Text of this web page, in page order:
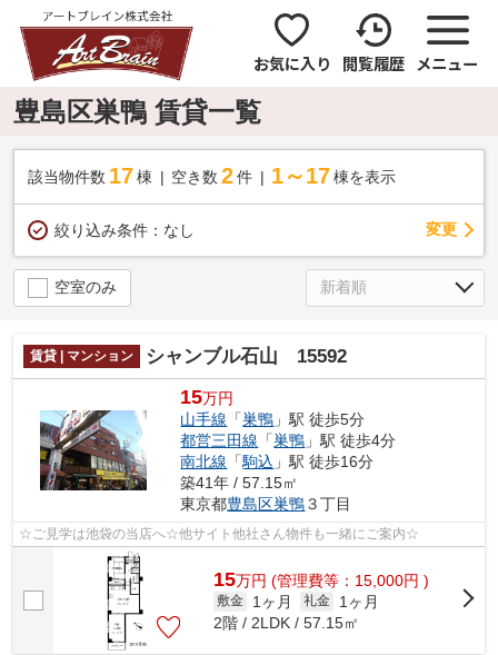
お気に入り 閲覧履歴 メニュー
豊島区巣鴨 賃貸一覧
該当物件数 17棟 空き数 2 件 1～17 棟を表示
絞り込み条件： なし 変更
空室のみ
賃貸 | マンション シャンブル石山 15592
15万円
山手線 「巣鴨 」駅 徒歩5分
都営三田線 「巣鴨 」駅 徒歩4分
南北線 「駒込 」駅 徒歩16分
築41年 / 57.15㎡
東京都豊島区巣鴨３丁目
☆ご見学は池袋の当店へ☆他サイト他社さん物件も一緒にご案内☆
15万円 (管理費等：15,000円 )
敷金 1ヶ月 礼金
1ヶ月
2階 / 2LDK / 57.15㎡